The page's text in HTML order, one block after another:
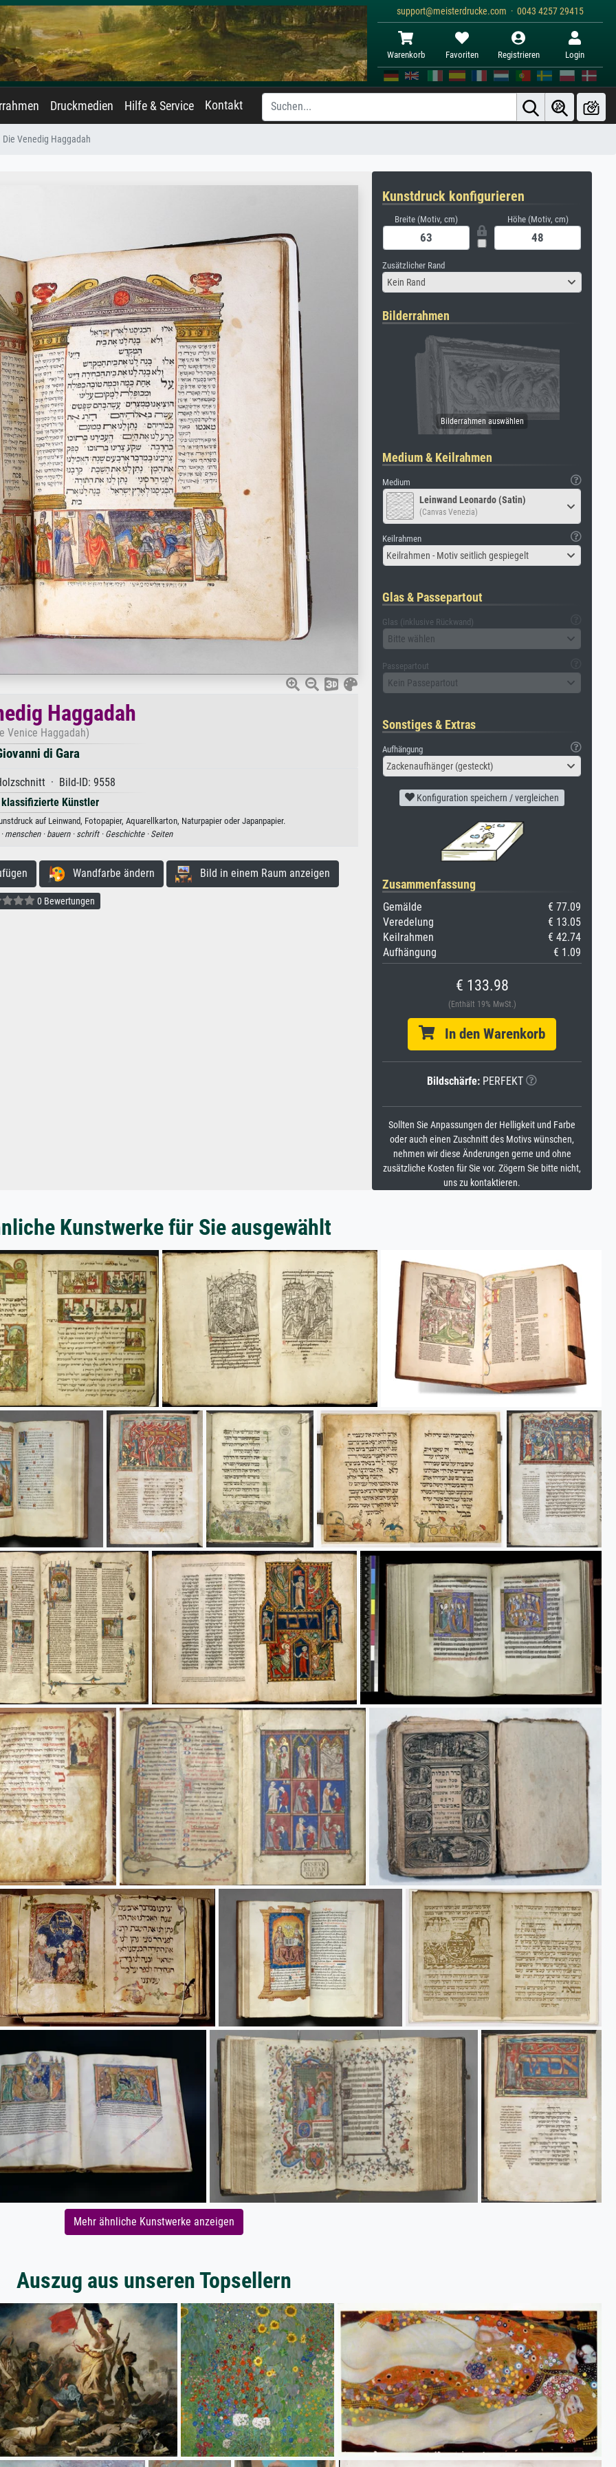
support@meisterdrucke.com · 0043 4257 29415
Warenkorb Favoriten Registrieren Login
Druckmedien Hilfe & Service Kontakt
Die Venedig Haggadah
Haggadah
Venice Haggadah)
di Gara
· Bild-ID: 9558
Künstler
auf Leinwand, Fotopapier, Aquarellkarton, Naturpapier oder Japanpapier.
menschen · bauern · schrift · Geschichte · Seiten
Wandfarbe ändern Bild in einem Raum anzeigen
0 Bewertungen
Kunstdruck konfigurieren
Breite (Motiv, cm) Höhe (Motiv, cm)
Zusätzlicher Rand
Kein Rand
Bilderrahmen
Medium & Keilrahmen
Medium
Leinwand Leonardo (Satin)
(Canvas Venezia)
Keilrahmen
Keilrahmen - Motiv seitlich gespiegelt
Glas & Passepartout
Glas (inklusive Rückwand)
Bitte wählen
Passepartout
Kein Passepartout
Sonstiges & Extras
Aufhängung
Zackenaufhänger (gesteckt)
Konfiguration speichern / vergleichen
Zusammenfassung
Gemälde
€ 77.09
Veredelung
€ 13.05
Keilrahmen
€ 42.74
Aufhängung
€ 1.09
€ 133.98
(Enthält 19% MwSt.)
In den Warenkorb
Bildschärfe: PERFEKT
Sollten Sie Anpassungen der Helligkeit und Farbe
oder auch einen Zuschnitt des Motivs wünschen,
nehmen wir diese Änderungen gerne und ohne
zusätzliche Kosten für Sie vor. Zögern Sie bitte nicht,
uns zu kontaktieren.
Kunstwerke für Sie ausgewählt
Mehr ähnliche Kunstwerke anzeigen
Auszug aus unseren Topsellern